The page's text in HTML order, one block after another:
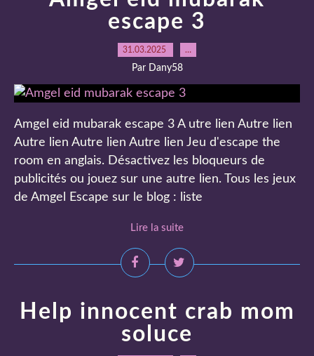
escape 3
31.03.2025 …
Par Dany58
Amgel eid mubarak escape 3 A utre lien Autre lien
Autre lien Autre lien Autre lien Jeu d'escape the
room en anglais. Désactivez les bloqueurs de
publicités ou jouez sur une autre lien. Tous les jeux
de Amgel Escape sur le blog : liste
Lire la suite
Help innocent crab mom
soluce